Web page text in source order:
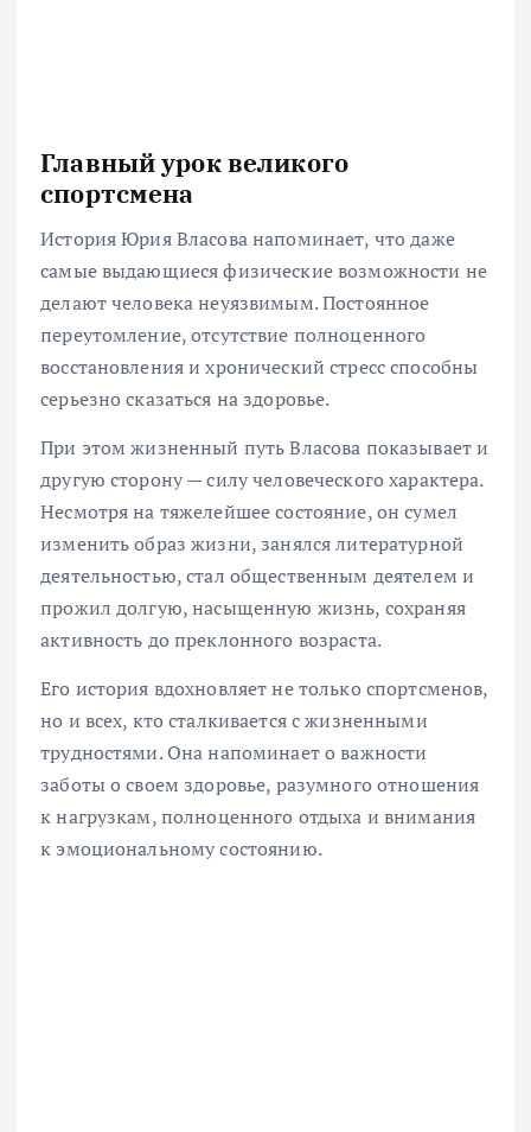
Главный урок великого
спортсмена
История Юрия Власова напоминает, что даже
самые выдающиеся физические возможности не
делают человека неуязвимым. Постоянное
переутомление, отсутствие полноценного
восстановления и хронический стресс способны
серьезно сказаться на здоровье.
При этом жизненный путь Власова показывает и
другую сторону — силу человеческого характера.
Несмотря на тяжелейшее состояние, он сумел
изменить образ жизни, занялся литературной
деятельностью, стал общественным деятелем и
прожил долгую, насыщенную жизнь, сохраняя
активность до преклонного возраста.
Его история вдохновляет не только спортсменов,
но и всех, кто сталкивается с жизненными
трудностями. Она напоминает о важности
заботы о своем здоровье, разумного отношения
к нагрузкам, полноценного отдыха и внимания
к эмоциональному состоянию.